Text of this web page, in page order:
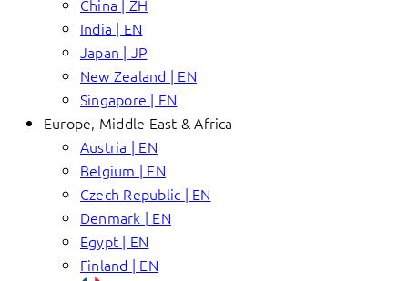
China | ZH
India | EN
Japan | JP
New Zealand | EN
Singapore | EN
Europe, Middle East & Africa
Austria | EN
Belgium | EN
Czech Republic | EN
Denmark | EN
Egypt | EN
Finland | EN